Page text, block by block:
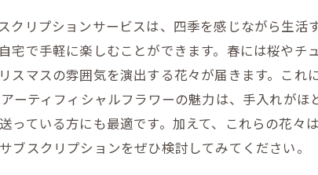
クリプションサービスは、四季を感じながら生
宅で手軽に楽しむことができます。春には桜や
スマスの雰囲気を演出する花々が届きます。こ
ーティフィシャルフラワーの魅力は、手入れが
っている方にも最適です。加えて、これらの花々
ブスクリプションをぜひ検討してみてください。